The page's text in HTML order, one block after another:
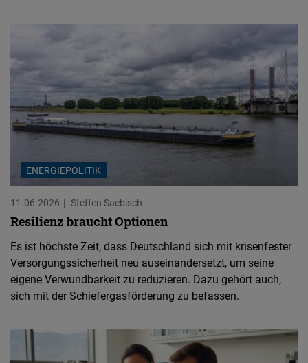
ENERGIEPOLITIK
11.06.2026 Steffen Saebisch
Resilienz braucht Optionen
Es ist höchste Zeit, dass Deutschland sich mit krisenfester
Versorgungssicherheit neu auseinandersetzt, um seine
eigene Verwundbarkeit zu reduzieren. Dazu gehört auch,
sich mit der Schiefergasförderung zu befassen.